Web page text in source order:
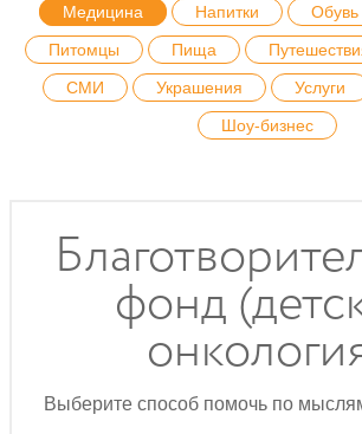
Медицина
Напитки Обувь
Питомцы
Пища
СМИ
Украшения Услуги
Шоу-бизнес
фонд
Выберите способ помочь по